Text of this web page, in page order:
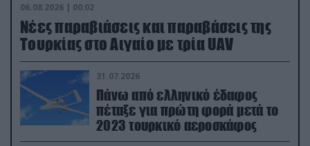
06.08.2026 | 00:02
Νέες παραβιάσεις και παραβάσεις της
Τουρκίας στο Αιγαίο με τρία UAV
31.07.2026
Πάνω από ελληνικό έδαφος
πέταξε για πρώτη φορά μετά το
2023 τουρκικό αεροσκάφος